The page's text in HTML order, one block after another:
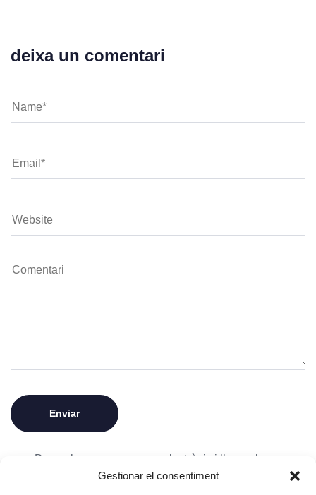
Gestionar el consentiment
deixa un comentari
Desa el meu nom, correu electrònic i lloc web en
aquest navegador per a la pròxima vegada que